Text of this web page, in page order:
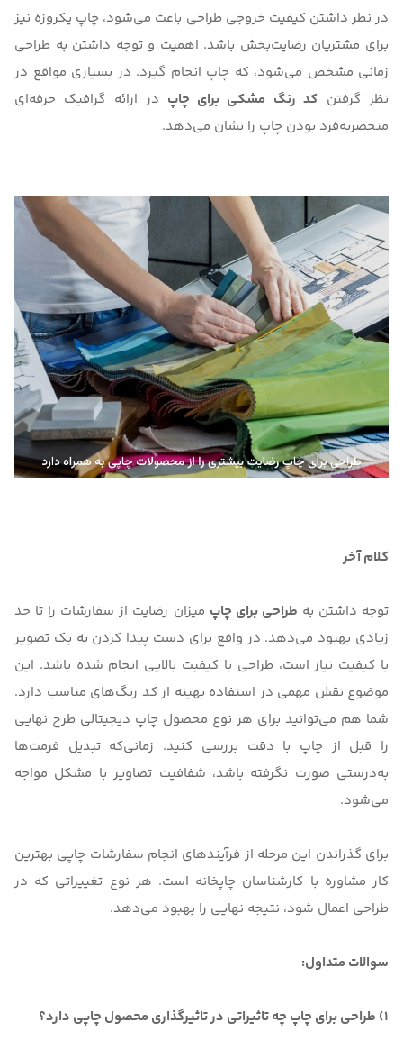
در نظر داشتن کیفیت خروجی طراحی باعث می‌شود، چاپ یکروزه نیز
برای مشتریان رضایت‌بخش باشد. اهمیت و توجه داشتن به طراحی
زمانی مشخص می‌شود، که چاپ انجام گیرد. در بسیاری مواقع در
نظر گرفتن کد رنگ مشکی برای چاپ در ارائه گرافیک حرفه‌ای
منحصربه‌فرد بودن چاپ را نشان می‌دهد.
کلام آخر
توجه داشتن به طراحی برای چاپ میزان رضایت از سفارشات را تا حد
زیادی بهبود می‌دهد. در واقع برای دست پیدا کردن به یک تصویر
با کیفیت نیاز است، طراحی با کیفیت بالایی انجام شده باشد. این
موضوع نقش مهمی در استفاده بهینه از کد رنگ‌های مناسب دارد.
شما هم می‌توانید برای هر نوع محصول چاپ دیجیتالی طرح نهایی
را قبل از چاپ با دقت بررسی کنید. زمانی‌که تبدیل فرمت‌ها
به‌درستی صورت نگرفته باشد، شفافیت تصاویر با مشکل مواجه
می‌شود.
برای گذراندن این مرحله از فرآیندهای انجام سفارشات چاپی بهترین
کار مشاوره با کارشناسان چاپخانه‌ است. هر نوع تغییراتی که در
طراحی اعمال شود، نتیجه نهایی را بهبود می‌دهد.
سوالات متداول:
1) طراحی برای چاپ چه تاثیراتی در تاثیرگذاری محصول چاپی دارد؟